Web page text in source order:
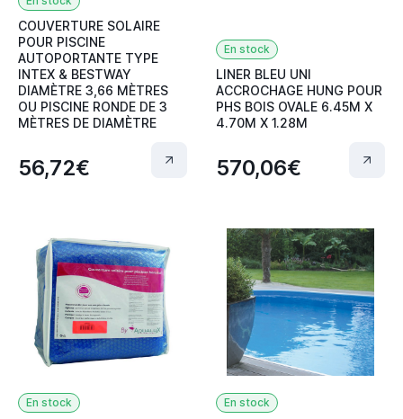
COUVERTURE SOLAIRE
POUR PISCINE
AUTOPORTANTE TYPE
INTEX & BESTWAY
DIAMÈTRE 3,66 MÈTRES
OU PISCINE RONDE DE 3
MÈTRES DE DIAMÈTRE
56,72€
En stock
LINER BLEU UNI
ACCROCHAGE HUNG POUR
PHS BOIS OVALE 6.45M X
4.70M X 1.28M
570,06€
En stock En stock